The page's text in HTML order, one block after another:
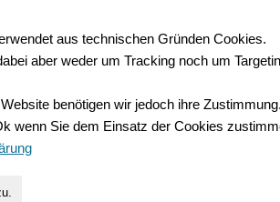
aus technischen Gründen Cookies.
aber weder um Tracking noch um
benötigen wir jedoch ihre
wenn Sie dem Einsatz der Cookies